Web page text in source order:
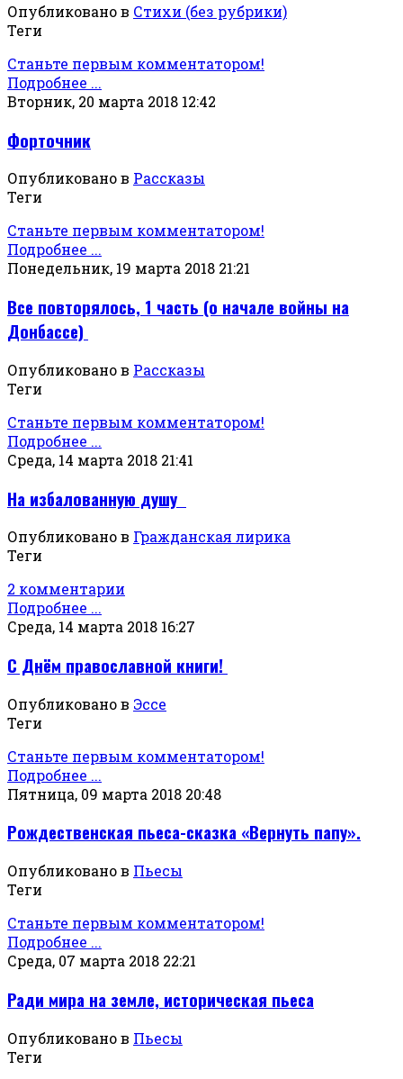
Опубликовано в Стихи (без рубрики)
Теги
Станьте первым комментатором!
Подробнее ...
Вторник, 20 марта 2018 12:42
Форточник
Опубликовано в Рассказы
Теги
Станьте первым комментатором!
Подробнее ...
Понедельник, 19 марта 2018 21:21
Все повторялось, 1 часть (о начале войны на
Донбассе)
Опубликовано в Рассказы
Теги
Станьте первым комментатором!
Подробнее ...
Среда, 14 марта 2018 21:41
На избалованную душу
Опубликовано в Гражданская лирика
Теги
2 комментарии
Подробнее ...
Среда, 14 марта 2018 16:27
С Днём православной книги!
Опубликовано в Эссе
Теги
Станьте первым комментатором!
Подробнее ...
Пятница, 09 марта 2018 20:48
Рождественская пьеса-сказка «Вернуть папу».
Опубликовано в Пьесы
Теги
Станьте первым комментатором!
Подробнее ...
Среда, 07 марта 2018 22:21
Ради мира на земле, историческая пьеса
Опубликовано в Пьесы
Теги